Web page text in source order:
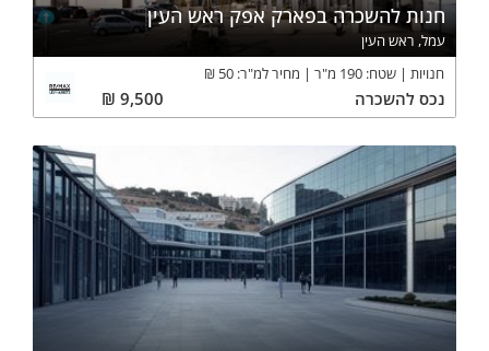
חנות להשכרה בפארק אפק ראש העין
עמל, ראש העין
חנויות
שטח: 190 מ"ר מחיר למ"ר: 50
₪
נכס להשכרה 9,500
₪